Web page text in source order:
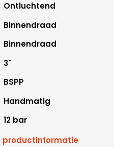
Ontluchtend
Binnendraad
Binnendraad
3"
BSPP
Handmatig
12 bar
productinformatie